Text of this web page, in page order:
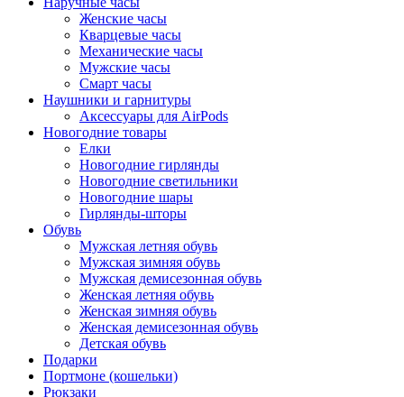
Женские часы
Кварцевые часы
Механические часы
Мужские часы
Смарт часы
Наушники и гарнитуры
Аксессуары для AirPods
Новогодние товары
Елки
Новогодние гирлянды
Новогодние светильники
Новогодние шары
Гирлянды-шторы
Обувь
Мужская летняя обувь
Мужская зимняя обувь
Мужская демисезонная обувь
Женская летняя обувь
Женская зимняя обувь
Женская демисезонная обувь
Детская обувь
Подарки
Портмоне (кошельки)
Рюкзаки